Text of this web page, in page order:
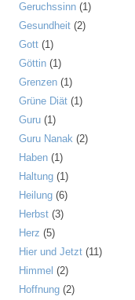
Geruchssinn (1)
Gesundheit (2)
Gott (1)
Göttin (1)
Grenzen (1)
Grüne Diät (1)
Guru (1)
Guru Nanak (2)
Haben (1)
Haltung (1)
Heilung (6)
Herbst (3)
Herz (5)
Hier und Jetzt (11)
Himmel (2)
Hoffnung (2)